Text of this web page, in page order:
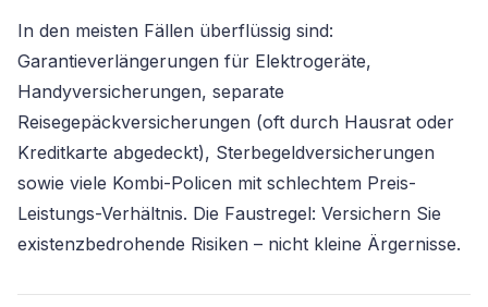
In den meisten Fällen überflüssig sind:
Garantieverlängerungen für Elektrogeräte,
Handyversicherungen, separate
Reisegepäckversicherungen (oft durch Hausrat oder
Kreditkarte abgedeckt), Sterbegeldversicherungen
sowie viele Kombi-Policen mit schlechtem Preis-
Leistungs-Verhältnis. Die Faustregel: Versichern Sie
existenzbedrohende Risiken – nicht kleine Ärgernisse.